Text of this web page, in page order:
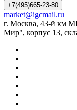
+7(495)665-23-80
market@igcmail.ru
г. Москва, 43-й км
Мир", корпус 13,